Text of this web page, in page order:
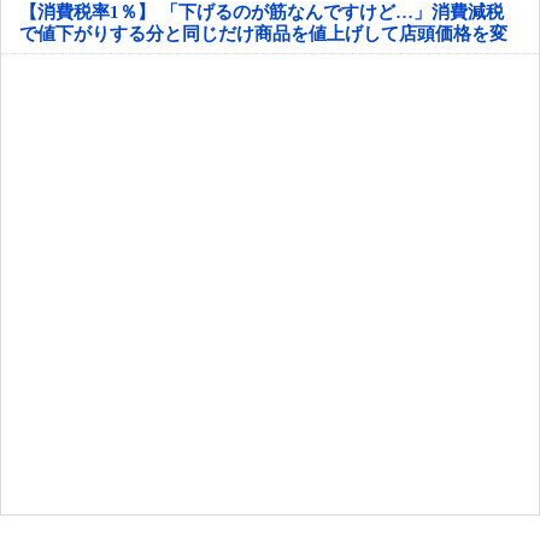
【消費税率1％】 「下げるのが筋なんですけど…」消費減税
で値下がりする分と同じだけ商品を値上げして店頭価格を変
えない店も